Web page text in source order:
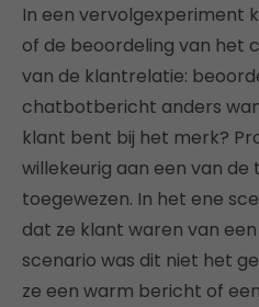
In een vervolgexperiment
of de beoordeling van
van de klantrelatie:
chatbotbericht anders
klant bent bij het merk?
willekeurig aan een van de
toegewezen. In het ene
dat ze klant waren van
scenario was dit niet het
ze een warm bericht of